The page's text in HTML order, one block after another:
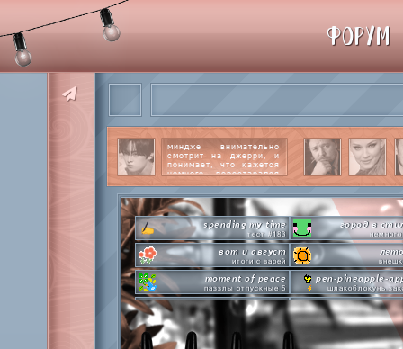
миндже внимательно
смотрит на джерри, и
понимает, что кажется
немного перестарался
далее
spending my time
тест #183
город в
вот и август
итоги с варей
moment of peace
паззлы отпускные 5
pen-pineapple-
шлакоблокунь
hot n cold
охлаждаемся в клабграмме
сделай это
everyone's a star
покупаем звезды
time goes by
ФОРУМ